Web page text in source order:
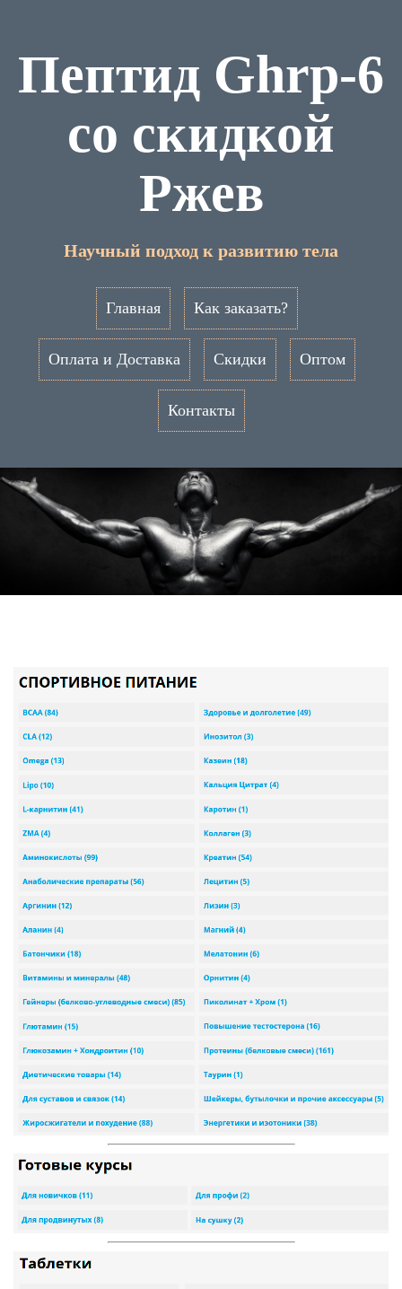
Пептид Ghrp-6
со скидкой
Ржев
Научный подход к развитию тела
Главная Как заказать?
Оплата и Доставка Скидки Оптом
Контакты